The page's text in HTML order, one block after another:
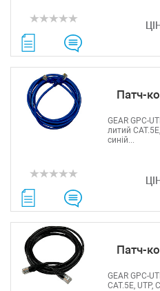
Патч-
GEAR GPC-
литий
синій...
Патч-
GEAR GPC-
САТ.5E, UTP,